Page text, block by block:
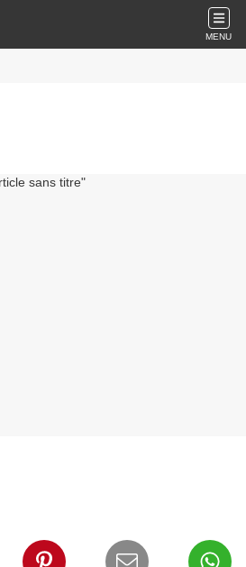
MENU